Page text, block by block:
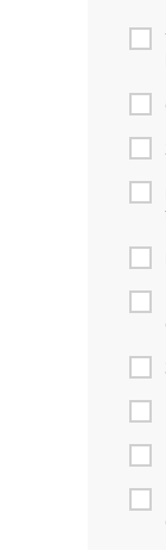
Thèmes